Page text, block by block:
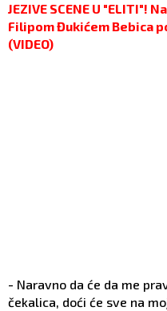
JEZIVE SCENE U "ELITI"!
Filipom Đukićem Bebica
(VIDEO)
- Naravno da će da me
čekalica, doći će sve na